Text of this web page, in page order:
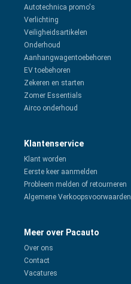
Autotechnica promo's
Verlichting
Veiligheidsartikelen
Onderhoud
Aanhangwagentoebehoren
EV toebehoren
Zekeren en starten
Zomer Essentials
Airco onderhoud
Klantenservice
Klant worden
Eerste keer aanmelden
Probleem melden of retourneren
Algemene Verkoopsvoorwaarden
Meer over Pacauto
Over ons
Contact
Vacatures